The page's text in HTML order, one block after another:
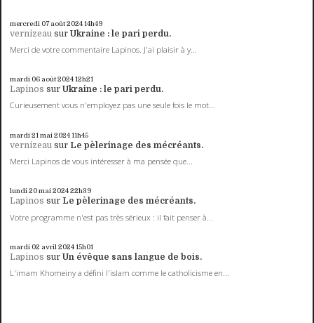
mercredi 07 août 202414h49
vernizeau surUkraine : le pari perdu.
Merci de votre commentaire Lapinos. J'ai plaisir à y...
mardi 06 août 202412h21
Lapinos surUkraine : le pari perdu.
Curieusement vous n'employez pas une seule fois le mot...
mardi 21 mai 202411h45
vernizeau sur Le pèlerinage des mécréants.
Merci Lapinos de vous intéresser à ma pensée que...
lundi 20mai 202422h39
Lapinos sur Le pèlerinage des mécréants.
Votre programme n'est pas très sérieux : il fait penser à...
mardi 02 avril 202415h01
Lapinos surUn évêque sans langue de bois.
L'imam Khomeiny a défini l'islam comme le catholicisme en...